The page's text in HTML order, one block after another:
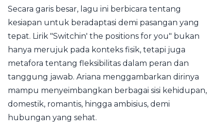
Secara garis besar, lagu ini berbicara tentang
kesiapan untuk beradaptasi demi pasangan yang
tepat. Lirik "Switchin' the positions for you" bukan
hanya merujuk pada konteks fisik, tetapi juga
metafora tentang fleksibilitas dalam peran dan
tanggung jawab. Ariana menggambarkan dirinya
mampu menyeimbangkan berbagai sisi kehidupan,
domestik, romantis, hingga ambisius, demi
hubungan yang sehat.